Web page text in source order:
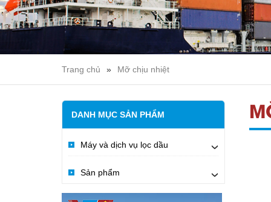
Trang chủ » Mỡ chịu nhiệt
DANH MỤC SẢN PHẨM
Máy và dịch vụ lọc dầu ›
Sản phẩm ›